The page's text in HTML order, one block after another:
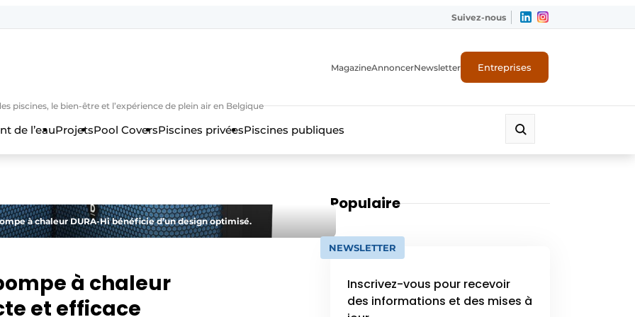
Suivez-nous
piscines, le bien-être et l’expérience de plein air en Belgique
MagazineAnnoncerNewsletter Entreprises
de l’eauProjetsPool CoversPiscines privéesPiscines publiques
à chaleur DURA-Hi bénéficie d’un design optimisé.
à chaleur
et efficace
Populaire
NEWSLETTER
Inscrivez-vous pour recevoir
des informations et des mises à